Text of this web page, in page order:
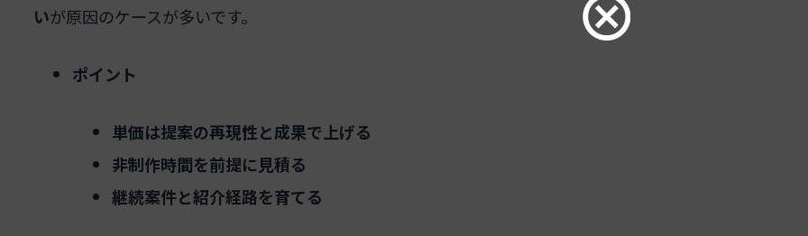
いが原因のケースが多いです。
ポイント
単価は提案の再現性と成果で上げる
非制作時間を前提に見積る
継続案件と紹介経路を育てる